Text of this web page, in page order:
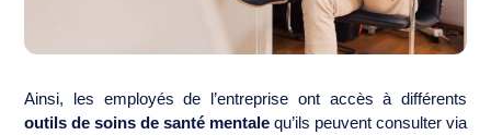
Ainsi, les employés de l’entreprise ont accès à différents
outils de soins de santé mentale qu’ils peuvent consulter via